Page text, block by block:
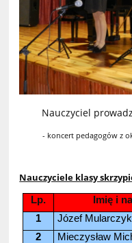
Nauczyciel
- koncert pedagogów z
Nauczyciele klasy
Lp. Imię i
1
Józef
2
Mieczysław